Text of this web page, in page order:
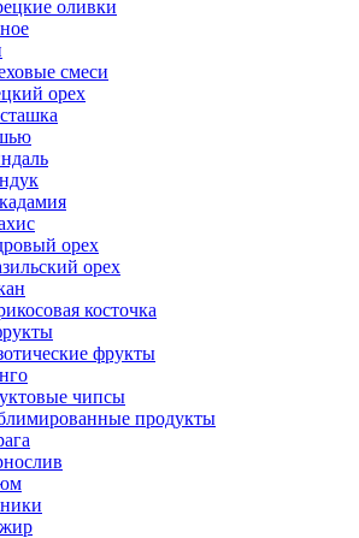
оливки
смеси
орех
орех
орех
косточка
фрукты
чипсы
продукты